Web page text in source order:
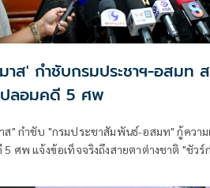
าส' กำชับกรมประชาฯ-อสมท
ปลอมคดี 5 ศพ
ส" กำชับ "กรมประชาสัมพันธ์-อสมท" กู้ความ
5 ศพ แจ้งข้อเท็จจริงถึงสายตาต่างชาติ "ชัวร์